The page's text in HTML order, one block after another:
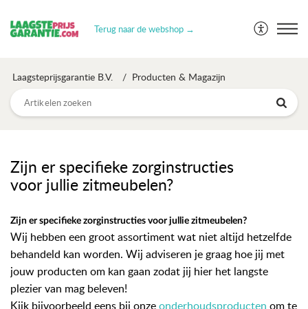
Terug naar de webshop →
Laagsteprijsgarantie B.V. Producten & Magazijn
Zijn er specifieke zorginstructies
voor jullie zitmeubelen?
Zijn er specifieke zorginstructies voor jullie zitmeubelen?
Wij hebben een groot assortiment wat niet altijd hetzelfde
behandeld kan worden. Wij adviseren je graag hoe jij met
jouw producten om kan gaan zodat jij hier het langste
plezier van mag beleven!
Kijk bijvoorbeeld eens bij onzeonderhoudsproducten om te